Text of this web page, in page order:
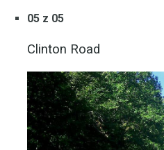
05 z 05
Clinton Road